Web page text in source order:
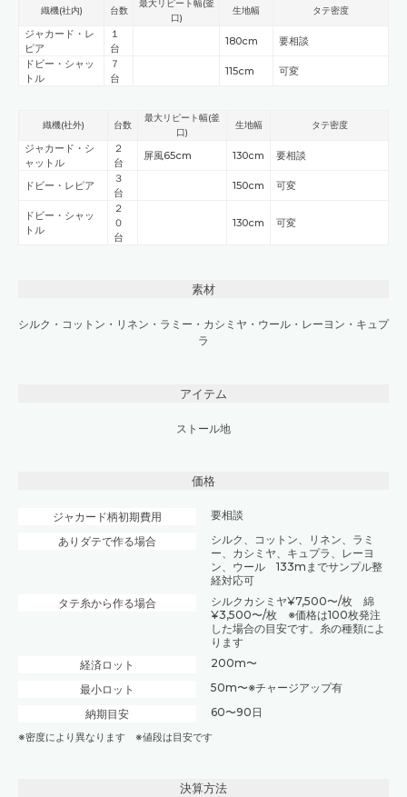
織機(社内) 台数
最大リピート幅(釜
口)
生地幅 タテ密度
ジャカード・レ
ピア
１
台
180cm
要相談
ドビー・シャッ
トル
７
台
115cm 可変
織機(社外) 台数
最大リピート幅(釜
口)
生地幅 タテ密度
ジャカード・シ
ャットル
２
台
屏風65cm 130cm 要相談
ドビー・レピア
３
台
150cm 可変
ドビー・シャッ
トル
２
０
台
130cm 可変
素材
シルク ・ コットン ・ リネン ・ ラミー ・ カシミヤ ・ ウール ・ レーヨン ・ キュプ
ラ
アイテム
ストール地
価格
ジャカード柄初期費用
要相談
ありダテで作る場合
シルク、コットン、リネン、ラミ
ー、カシミヤ、キュプラ、レーヨ
ン、ウール 133mまでサンプル整
経対応可
タテ糸から作る場合
シルクカシミヤ¥7,500〜/枚 綿
¥3,500〜/枚 ※価格は100枚発注
した場合の目安です。糸の種類によ
ります
経済ロット
200m〜
最小ロット
50m〜※チャージアップ有
納期目安
60〜90日
※密度により異なります ※値段は目安です
決算方法